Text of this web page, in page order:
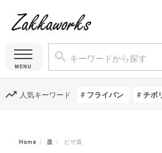
人気キーワード フライパン チボ
Home 皿 ピザ皿